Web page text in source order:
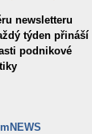
newsletteru
týden přináší
podnikové